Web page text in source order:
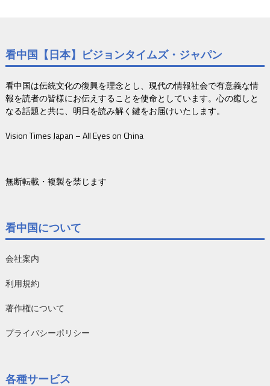
看中国【日本】ビジョンタイムズ・ジャパン
看中国は伝統文化の復興を理念とし、現代の情報社会で有意義な情
報を読者の皆様にお伝えすることを使命としています。心の癒しと
なる話題と共に、明日を読み解く鍵をお届けいたします。
Vision Times Japan – All Eyes on China
無断転載・複製を禁じます
看中国について
会社案内
利用規約
著作権について
プライバシーポリシー
各種サービス